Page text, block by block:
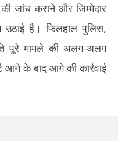
जांच कराने और जिम्मेदार
उठाई है। फिलहाल पुलिस,
पूरे मामले की अलग-अलग
आने के बाद आगे की कार्रवाई